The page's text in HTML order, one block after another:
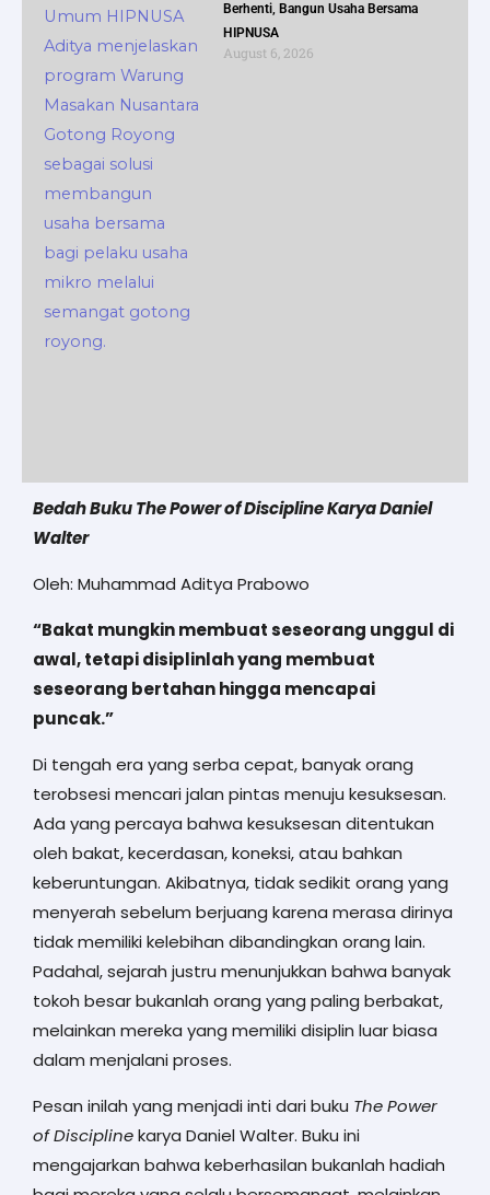
Berhenti, Bangun Usaha Bersama
HIPNUSA
August 6, 2026
Bedah Buku The Power of Discipline Karya Daniel
Walter
Oleh: Muhammad Aditya Prabowo
“Bakat mungkin membuat seseorang unggul di
awal, tetapi disiplinlah yang membuat
seseorang bertahan hingga mencapai
puncak.”
Di tengah era yang serba cepat, banyak orang
terobsesi mencari jalan pintas menuju kesuksesan.
Ada yang percaya bahwa kesuksesan ditentukan
oleh bakat, kecerdasan, koneksi, atau bahkan
keberuntungan. Akibatnya, tidak sedikit orang yang
menyerah sebelum berjuang karena merasa dirinya
tidak memiliki kelebihan dibandingkan orang lain.
Padahal, sejarah justru menunjukkan bahwa banyak
tokoh besar bukanlah orang yang paling berbakat,
melainkan mereka yang memiliki disiplin luar biasa
dalam menjalani proses.
Pesan inilah yang menjadi inti dari buku The Power
of Disciplinekarya Daniel Walter. Buku ini
mengajarkan bahwa keberhasilan bukanlah hadiah